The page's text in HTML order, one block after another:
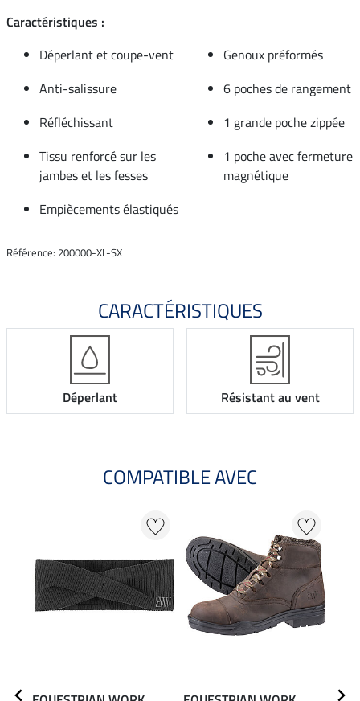
Caractéristiques :
Déperlant et coupe-vent
Genoux préformés
Anti-salissure
6 poches de rangement
Réfléchissant
1 grande poche zippée
Tissu renforcé sur les
jambes et les fesses
1 poche avec fermeture
magnétique
Empiècements élastiqués
Référence: 200000-XL-SX
CARACTÉRISTIQUES
Déperlant Résistant au vent
COMPATIBLE AVEC